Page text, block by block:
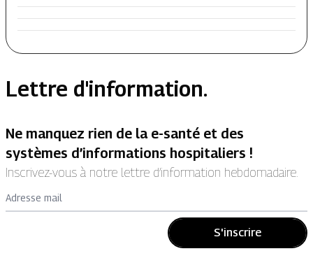
Lettre d'information.
Ne manquez rien de la e-santé et des
systèmes d’informations hospitaliers !
Inscrivez-vous à notre lettre d’information hebdomadaire.
Adresse mail
S'inscrire